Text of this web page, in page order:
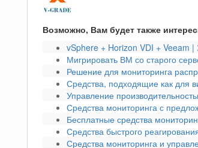
Возможно, Вам будет также
vSphere + Horizon VDI + Veeam
Мигрировать ВМ со старого
Решение для мониторинга
Средства, подходящие как для
Управление
Средства мониторинга с
Бесплатные средства
Средства быстрого
Средства мониторинга и